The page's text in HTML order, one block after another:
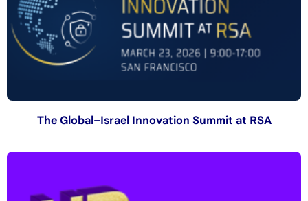
The Global–Israel Innovation Summit at RSA